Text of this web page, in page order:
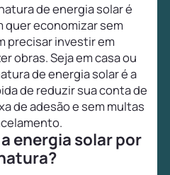
de energia solar é
quer economizar sem
precisar investir em
obras. Seja em casa ou
de energia solar é a
de reduzir sua conta de
de adesão e sem multas
energia solar por